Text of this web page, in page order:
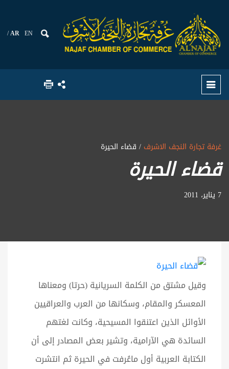
AR EN
غرفة تجارة النجف الاشرف / قضاء الحيرة
قضاء الحيرة
7 يناير، 2011
وقيل مشتق من الكلمة السريانية (حرتا) ومعناها
المعسكر والمقام، وسكانها من العرب والعراقيين
الأوائل الذين اعتنقوا المسيحية، وكانت لغتهم
السائدة هي الآرامية، وتشير بعض المصادر إلى أن
الكتابة العربية أول ماعُرفت في الحيرة ثم انتشرت